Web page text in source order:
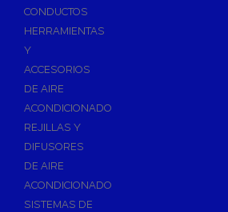
Accesorios de Calefacción
Vasos de Expansión
Termometros
Otros accesorios de calefacción
Accesorios de Radiadores
Tapones, purgadores y
Soportes para Radiadores
Acumuladores e
CONDUCTOS
HERRAMIENTAS
Y
ACCESORIOS
DE AIRE
ACONDICIONADO
REJILLAS Y
DIFUSORES
DE AIRE
ACONDICIONADO
SISTEMAS DE